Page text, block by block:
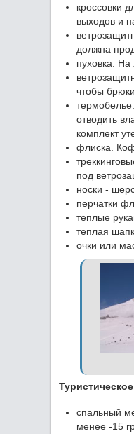
кроссовки
выходов и
должна
пуховка.
чтобы
отводить
комплект
флиска.
под
носки -
перчатки
теплые
теплая
очки или
спальный
менее -15